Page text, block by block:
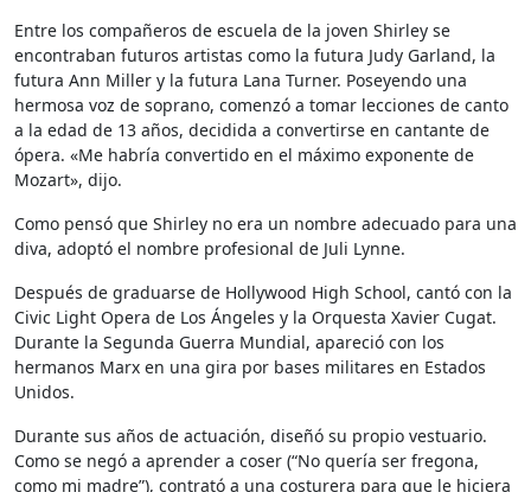
Entre los compañeros de escuela de la joven Shirley se
encontraban futuros artistas como la futura Judy Garland, la
futura Ann Miller y la futura Lana Turner. Poseyendo una
hermosa voz de soprano, comenzó a tomar lecciones de canto
a la edad de 13 años, decidida a convertirse en cantante de
ópera. «Me habría convertido en el máximo exponente de
Mozart», dijo.
Como pensó que Shirley no era un nombre adecuado para una
diva, adoptó el nombre profesional de Juli Lynne.
Después de graduarse de Hollywood High School, cantó con la
Civic Light Opera de Los Ángeles y la Orquesta Xavier Cugat.
Durante la Segunda Guerra Mundial, apareció con los
hermanos Marx en una gira por bases militares en Estados
Unidos.
Durante sus años de actuación, diseñó su propio vestuario.
Como se negó a aprender a coser (“No quería ser fregona,
como mi madre”), contrató a una costurera para que le hiciera